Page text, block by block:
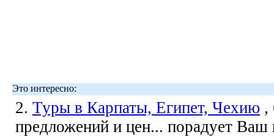
Это интересно:
2. Туры в Карпаты, Египет, Чехию ,
предложений и цен... порадует Ваш